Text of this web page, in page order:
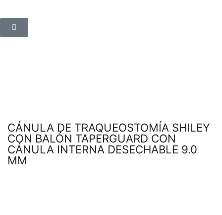
CÁNULA DE TRAQUEOSTOMÍA SHILEY
CON BALÓN TAPERGUARD CON
CÁNULA INTERNA DESECHABLE 9.0
MM